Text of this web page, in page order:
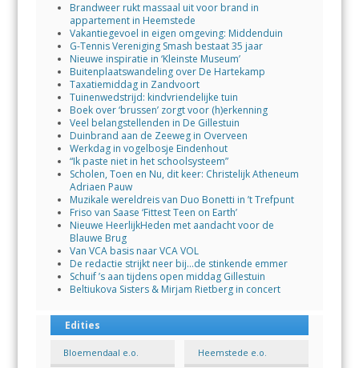
Brandweer rukt massaal uit voor brand in
appartement in Heemstede
Vakantiegevoel in eigen omgeving: Middenduin
G-Tennis Vereniging Smash bestaat 35 jaar
Nieuwe inspiratie in ‘Kleinste Museum’
Buitenplaatswandeling over De Hartekamp
Taxatiemiddag in Zandvoort
Tuinenwedstrijd: kindvriendelijke tuin
Boek over ‘brussen’ zorgt voor (h)erkenning
Veel belangstellenden in De Gillestuin
Duinbrand aan de Zeeweg in Overveen
Werkdag in vogelbosje Eindenhout
“Ik paste niet in het schoolsysteem”
Scholen, Toen en Nu, dit keer: Christelijk Atheneum
Adriaen Pauw
Muzikale wereldreis van Duo Bonetti in ’t Trefpunt
Friso van Saase ‘Fittest Teen on Earth’
Nieuwe HeerlijkHeden met aandacht voor de
Blauwe Brug
Van VCA basis naar VCA VOL
De redactie strijkt neer bij…de stinkende emmer
Schuif ’s aan tijdens open middag Gillestuin
Beltiukova Sisters & Mirjam Rietberg in concert
Edities
Bloemendaal e.o. Heemstede e.o.